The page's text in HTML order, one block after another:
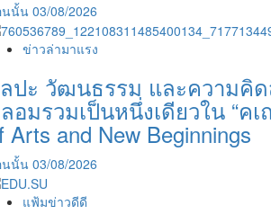
นนั้น 03/08/2026
ข่าวล่ามาแรง
ปะ วัฒนธรรม และความคิด
อมรวมเป็นหนึ่งเดียวใน “คเ
Arts and New Beginnings
นนั้น 03/08/2026
แฟ้มข่าวดีดี